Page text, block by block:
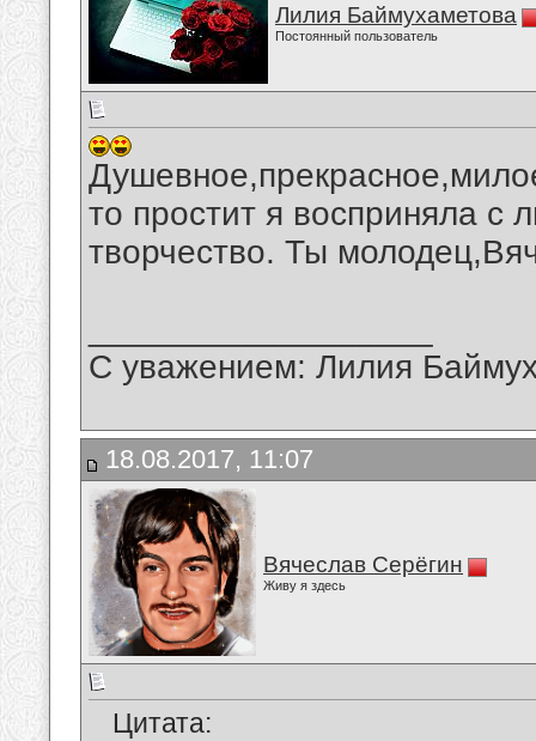
Лилия Баймухаметова
Постоянный пользователь
то простит я восприняла с
творчество. Ты
С уважением: Лилия
18.08.2017, 11:07
Вячеслав Серёгин
Живу я здесь
Цитата: